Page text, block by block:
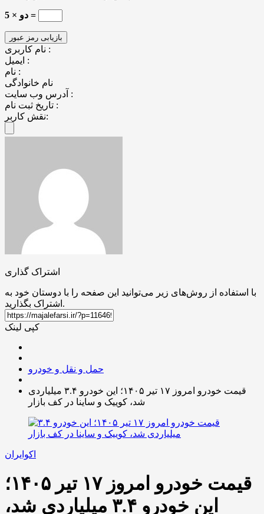
5 × دو =
نام کاربری :
ایمیل :
نام :
نام خانوادگی
آدرس وب سایت :
تاریخ ثبت نام :
نقش کاربر:
اشتراک گذاری
با استفاده از روش‌های زیر می‌توانید این صفحه را با دوستان خود به
اشتراک بگذارید.
کپی لینک
حمل و نقل و خودرو
قیمت خودرو امروز ۱۷ تیر ۱۴۰۵؛ این خودرو ۳.۴ میلیاردی
شد، کوییک و ساینا در کف بازار
اکوایران
قیمت خودرو امروز ۱۷ تیر ۱۴۰۵؛
این خودرو ۳.۴ میلیاردی شد،